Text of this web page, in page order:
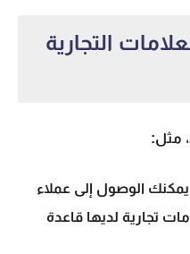
التجارية
مثل:
الوصول إلى عملاء
تجارية لديها قاعدة